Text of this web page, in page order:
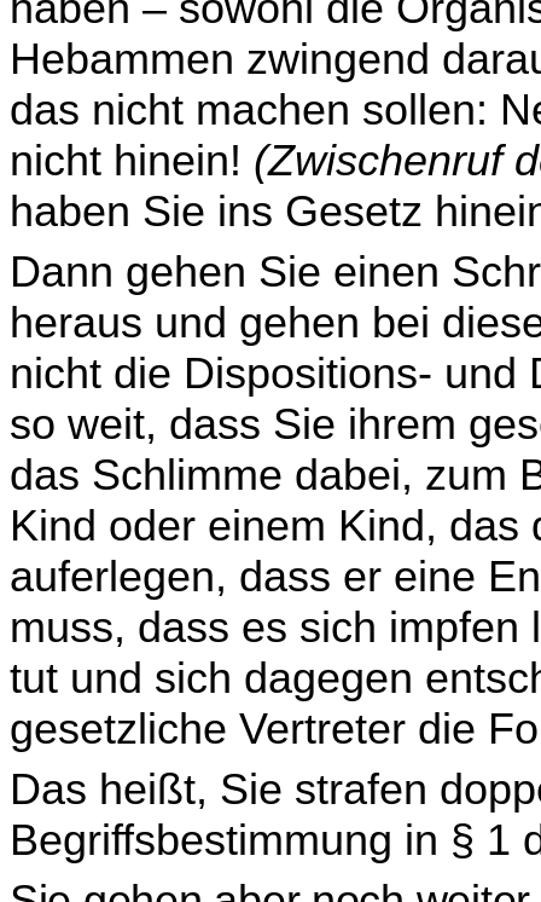
Hebammen zwingend
das nicht machen sollen:
nicht hinein! (Zwischenruf
haben Sie ins Gesetz
Dann gehen Sie einen
heraus und gehen bei
nicht die Dispositions- und
so weit, dass Sie ihrem
das Schlimme dabei, zum
Kind oder einem Kind,
auferlegen, dass er eine
muss, dass es sich
tut und sich dagegen
gesetzliche Vertreter die
Das heißt, Sie strafen
Begriffsbestimmung in § 1